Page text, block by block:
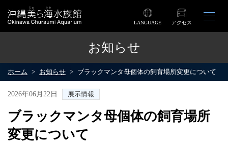
LANGUAGE アクセス
お知らせ
ホーム お知らせ ブラックマンタ母個体の飼育場所変更について
2026年06月22日 展示情報
ブラックマンタ母個体の飼育場所
変更について